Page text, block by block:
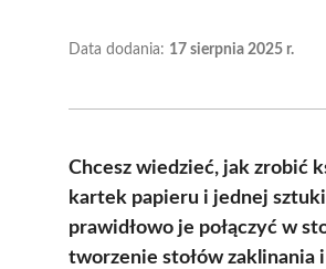
Data dodania: 17 sierpnia 2025 r.
Chcesz wiedzieć, jak zrobić
kartek papieru i jednej
prawidłowo je połączyć w
tworzenie stołów